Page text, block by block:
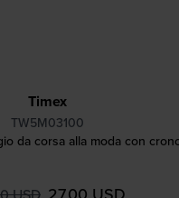
Timex
TW5M03100
da corsa alla moda con